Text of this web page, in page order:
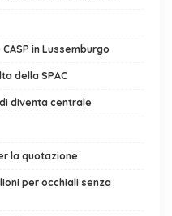
in Lussemburgo
della SPAC
diventa centrale
la quotazione
per occhiali senza